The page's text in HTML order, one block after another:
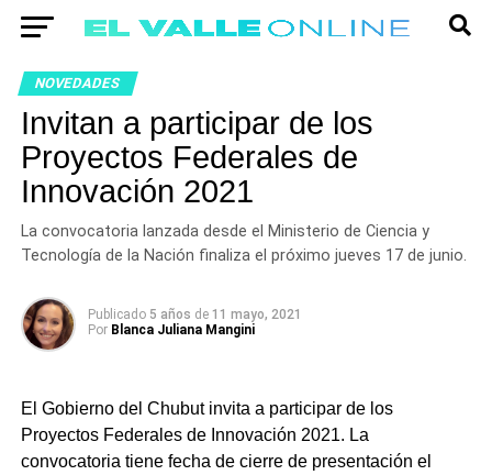
NOVEDADES
Invitan a participar de los
Proyectos Federales de
Innovación 2021
La convocatoria lanzada desde el Ministerio de Ciencia y
Tecnología de la Nación finaliza el próximo jueves 17 de junio.
Publicado 5 años de 11 mayo, 2021
Por Blanca Juliana Mangini
El Gobierno del Chubut invita a participar de los
Proyectos Federales de Innovación 2021. La
convocatoria tiene fecha de cierre de presentación el